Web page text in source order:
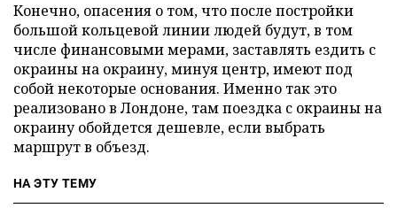
Конечно, опасения о том, что после постройки
большой кольцевой линии людей будут, в том
числе финансовыми мерами, заставлять ездить с
окраины на окраину, минуя центр, имеют под
собой некоторые основания. Именно так это
реализовано в Лондоне, там поездка с окраины на
окраину обойдется дешевле, если выбрать
маршрут в объезд.
НА ЭТУ ТЕМУ